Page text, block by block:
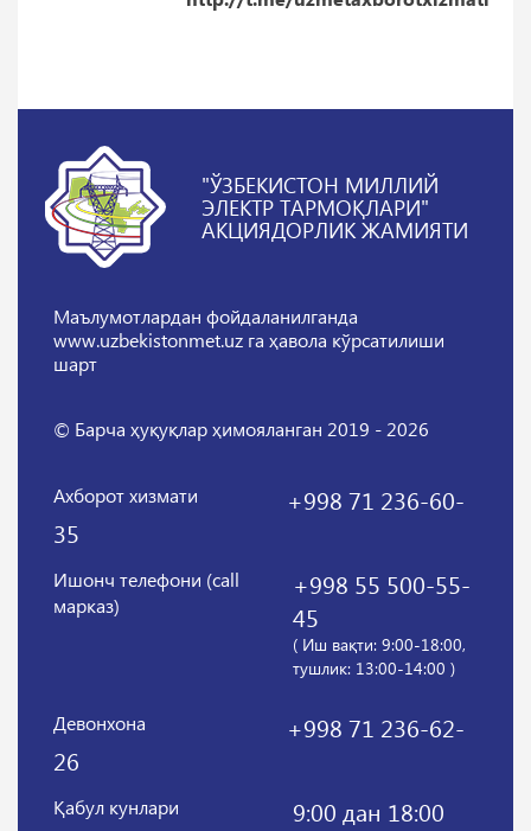
"ЎЗБЕКИСТОН МИЛЛИЙ
ЭЛЕКТР ТАРМОҚЛАРИ"
АКЦИЯДОРЛИК ЖАМИЯТИ
Маълумотлардан фойдаланилганда
www.uzbekistonmet.uz га ҳавола кўрсатилиши
шарт
© Барча ҳуқуқлар ҳимояланган 2019 - 2026
Ахборот хизмати
+998 71 236-60-
35
Ишонч телефони (call
марказ)
+998 55 500-55-
45
( Иш вақти: 9:00-18:00,
тушлик: 13:00-14:00 )
Девонхона
+998 71 236-62-
26
Қабул кунлари
9:00 дан 18:00